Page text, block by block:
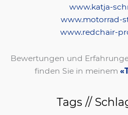
www.katja-
www.motorrad-
www.redchair-
Bewertungen und
finden Sie in meinem
Tags //